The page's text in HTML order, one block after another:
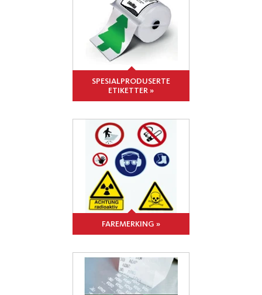
SPESIALPRODUSERTE
ETIKETTER »
FAREMERKING »